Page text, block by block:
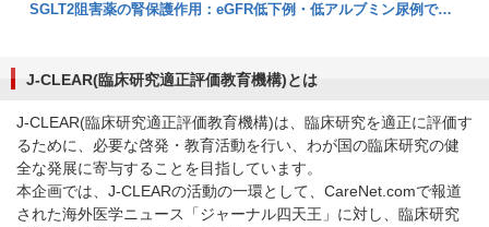
SGLT2阻害薬の腎保護作用：eGFR低下例・低アルブミン尿例でも新たな可能性／JAMA（解説：栗山哲氏） (2025/12/11掲載)
J-CLEAR(臨床研究適正評価教育機構)とは
J-CLEAR(臨床研究適正評価教育機構)は、臨床研究を適正に評価す
るために、必要な啓発・教育活動を行い、わが国の臨床研究の健
全な発展に寄与することを目指しています。
本企画では、J-CLEARの活動の一環として、CareNet.comで報道
された海外医学ニュース「ジャーナル四天王」に対し、臨床研究